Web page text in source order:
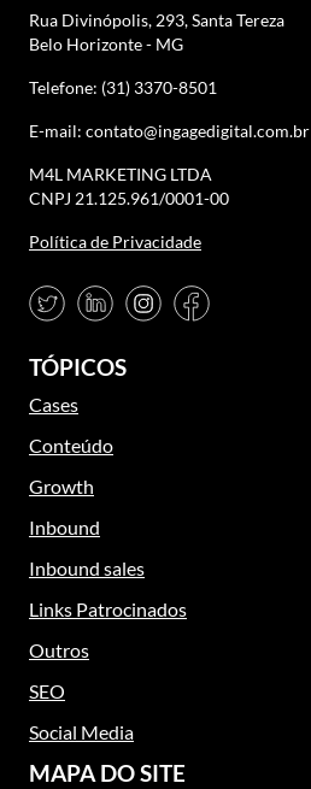
Rua Divinópolis, 293, Santa Tereza
Belo Horizonte - MG
Telefone: (31) 3370-8501
E-mail: contato@ingagedigital.com.br
M4L MARKETING LTDA
CNPJ 21.125.961/0001-00
Política de Privacidade
TÓPICOS
Cases
Conteúdo
Growth
Inbound
Inbound sales
Links Patrocinados
Outros
SEO
Social Media
MAPA DO SITE